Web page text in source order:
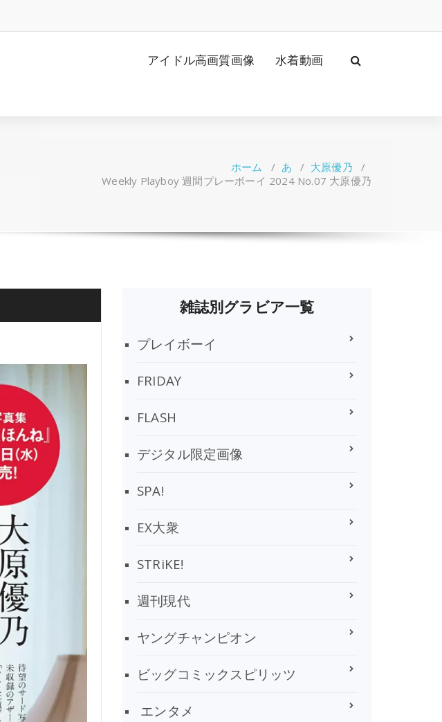
アイドル高画質画像 水着動画
ホーム / あ / 大原優乃 /
Weekly Playboy 週間プレーボーイ 2024 No.07 大原優乃
雑誌別グラビア一覧
プレイボーイ
FRIDAY
FLASH
デジタル限定画像
SPA!
EX大衆
STRiKE!
週刊現代
ヤングチャンピオン
ビッグコミックスピリッツ
エンタメ